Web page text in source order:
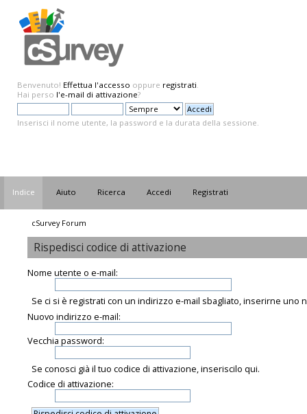
Benvenuto! Effettua l'accesso oppure registrati.
Hai perso l'e-mail di attivazione?
Inserisci il nome utente, la password e la durata della sessione.
Indice Aiuto Ricerca Accedi Registrati
cSurvey Forum
Rispedisci codice di attivazione
Nome utente o e-mail:
Se ci si è registrati con un indirizzo e-mail sbagliato, inserirne uno
Nuovo indirizzo e-mail:
Vecchia password:
Se conosci già il tuo codice di attivazione, inseriscilo qui.
Codice di attivazione: